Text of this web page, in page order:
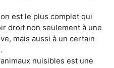
est le plus complet qui
droit non seulement à une
mais aussi à un certain
nuisibles est une